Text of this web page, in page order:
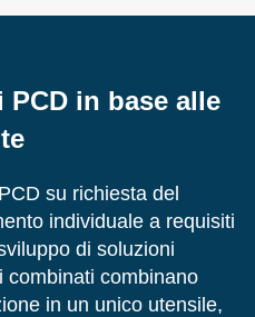
in base alle
su richiesta del
individuale a requisiti
di soluzioni
combinati combinano
in un unico utensile,